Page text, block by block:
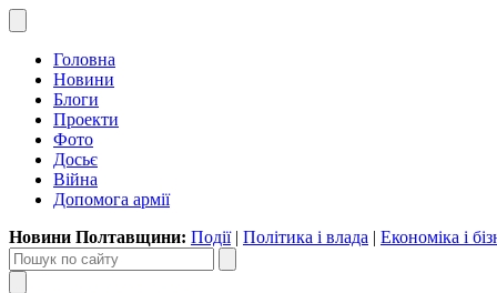
Головна
Новини
Блоги
Проекти
Фото
Досьє
Війна
Допомога армії
Новини Полтавщини: Події| Політика і влада | Економіка і